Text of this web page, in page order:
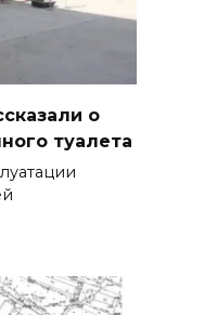
о
туалета